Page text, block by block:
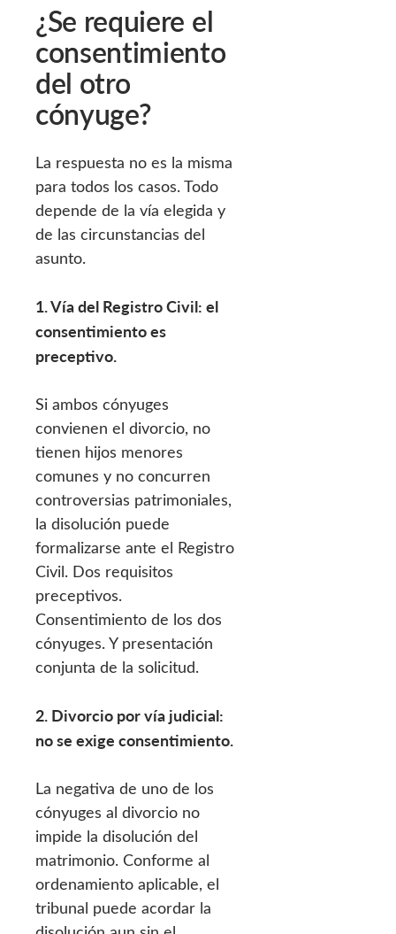
¿Se requiere el
consentimiento
del otro
cónyuge?
La respuesta no es la misma
para todos los casos. Todo
depende de la vía elegida y
de las circunstancias del
asunto.
1. Vía del Registro Civil: el
consentimiento es
preceptivo.
Si ambos cónyuges
convienen el divorcio, no
tienen hijos menores
comunes y no concurren
controversias patrimoniales,
la disolución puede
formalizarse ante el Registro
Civil. Dos requisitos
preceptivos.
Consentimiento de los dos
cónyuges. Y presentación
conjunta de la solicitud.
2. Divorcio por vía judicial:
no se exige consentimiento.
La negativa de uno de los
cónyuges al divorcio no
impide la disolución del
matrimonio. Conforme al
ordenamiento aplicable, el
tribunal puede acordar la